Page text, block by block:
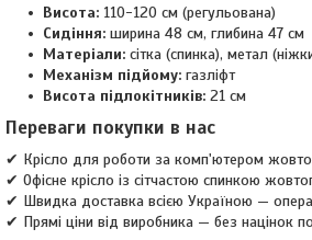
Висота: 110-120 см (регульована)
Сидіння: ширина 48 см, глибина 47 см
Матеріали: сітка (спинка), метал
Механізм підйому: газліфт
Висота підлокітників: 21 см
Переваги покупки в нас
✔ Крісло для роботи за комп'ютером
✔ Офісне крісло із сітчастою спинкою
✔ Швидка доставка всією Україною —
✔ Прямі ціни від виробника — без націнок